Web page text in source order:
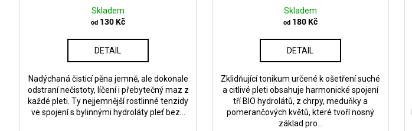
Skladem
od 130 Kč
DETAIL
Nadýchaná čisticí pěna jemně, ale dokonale
odstraní nečistoty, líčení i přebytečný maz z
každé pleti. Ty nejjemnější rostlinné tenzidy
ve spojení s bylinnými hydroláty pleť bez...
Skladem
od 180 Kč
DETAIL
Zklidňující tonikum určené k ošetření suché
a citlivé pleti obsahuje harmonické spojení
tří BIO hydrolátů, z chrpy, meduňky a
pomerančových květů, které tvoří nosný
základ pro...